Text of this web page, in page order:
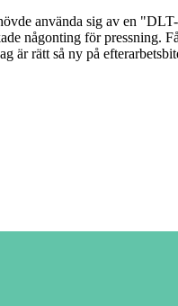
använda sig av en
någonting för pressning.
är rätt så ny på